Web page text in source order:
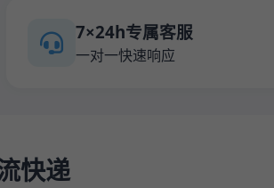
7×24h专属客服
一对一快速响应
快递